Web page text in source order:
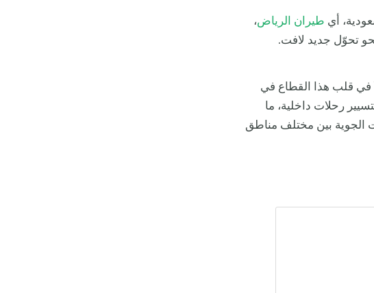
أي طيران الرياض،
تحوّل جديد لافت.
فبالحديث عن الطيران التجاري الخاص، تبرز فيستا جيت VistaJet في قلب هذا القطاع في
رحلات داخلية، ما
الجوية بين مختلف مناطق